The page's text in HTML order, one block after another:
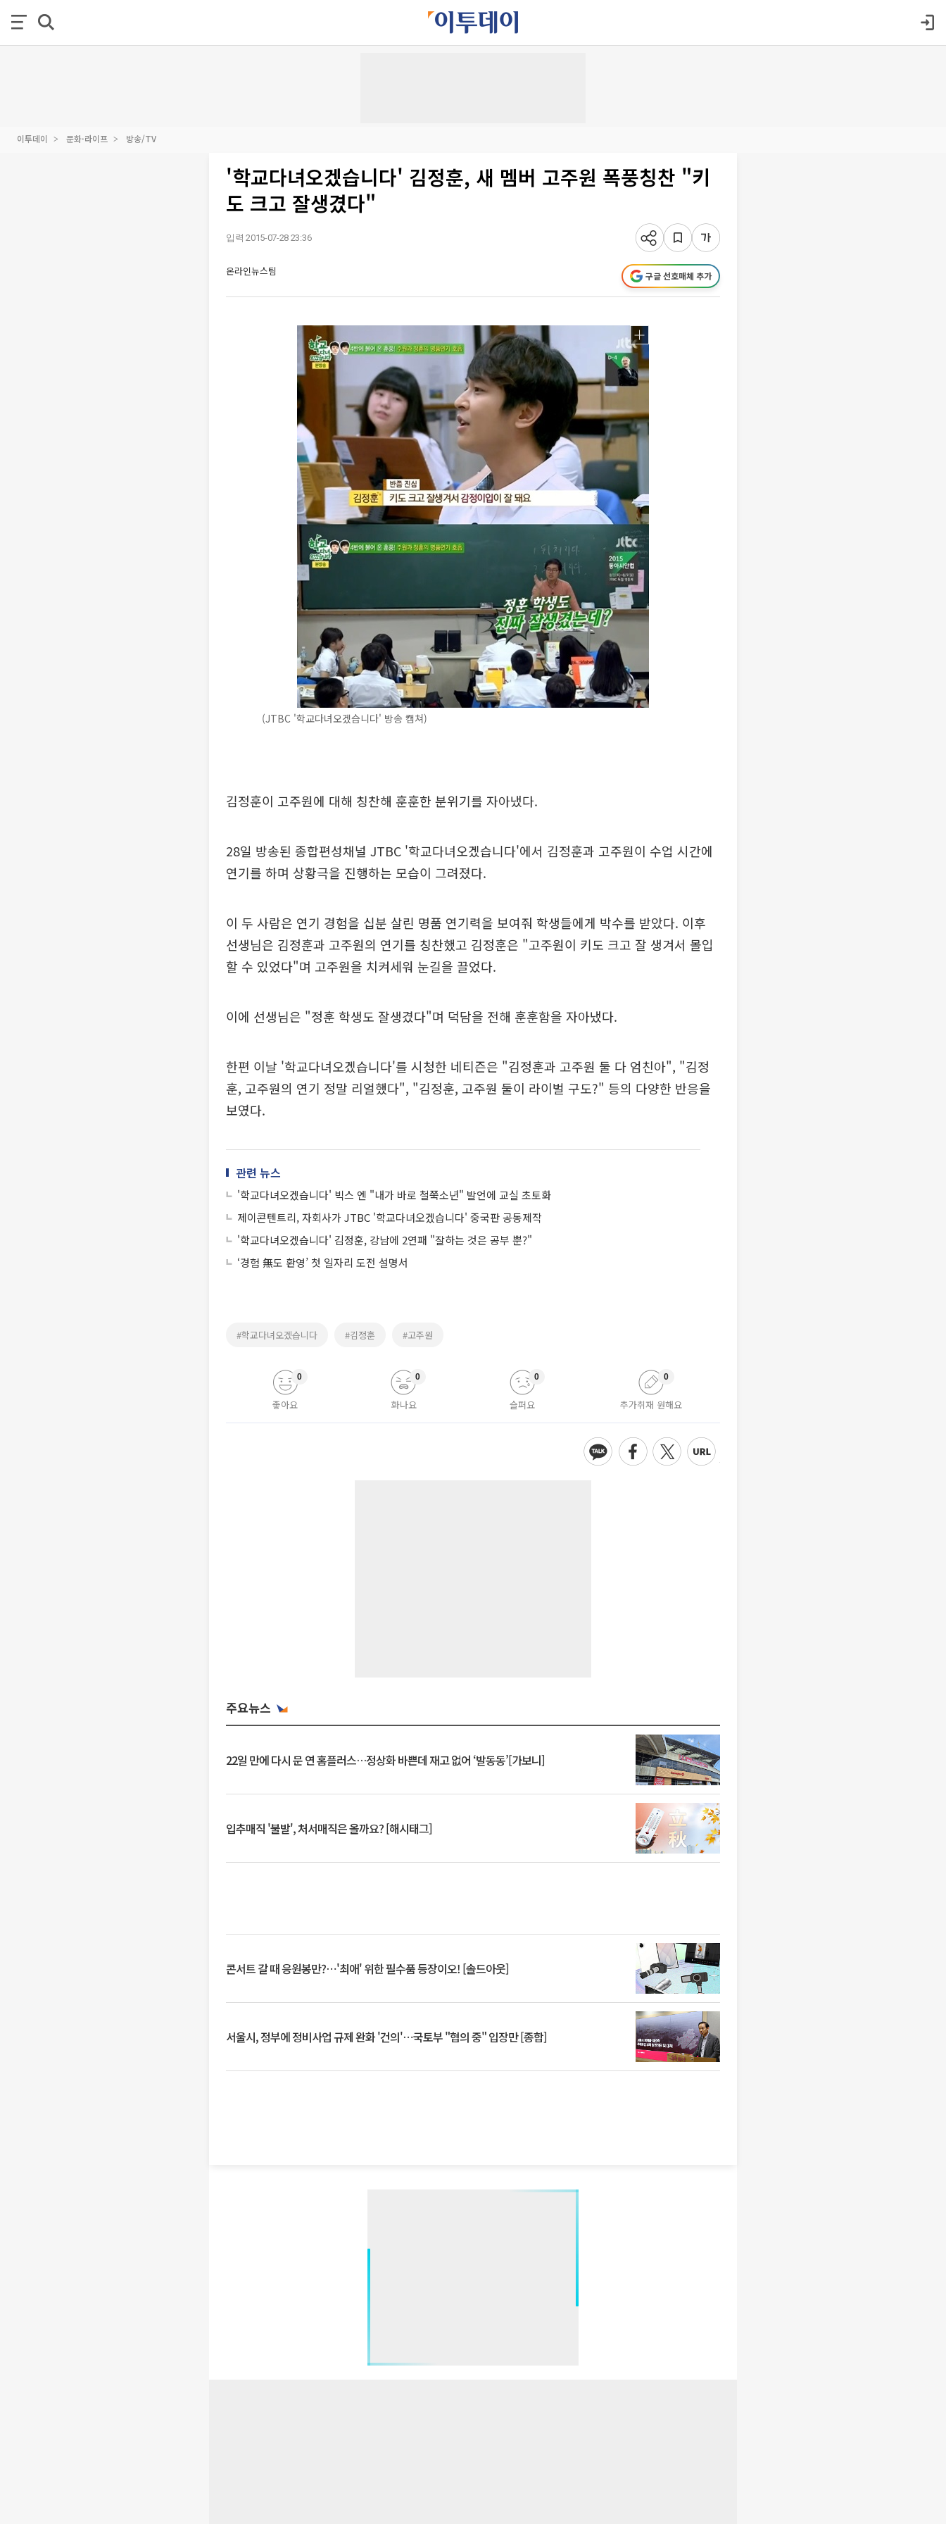
이투데이 문화·라이프 방송/TV
'학교다녀오겠습니다' 김정훈, 새 멤버 고주원 폭풍칭찬 "키
도 크고 잘생겼다"
입력 2015-07-28 23:36
온라인뉴스팀 구글 선호매체 추가
(JTBC '학교다녀오겠습니다' 방송 캡쳐)
김정훈이 고주원에 대해 칭찬해 훈훈한 분위기를 자아냈다.
28일 방송된 종합편성채널 JTBC '학교다녀오겠습니다'에서 김정훈과 고주원이 수업 시간에
연기를 하며 상황극을 진행하는 모습이 그려졌다.
이 두 사람은 연기 경험을 십분 살린 명품 연기력을 보여줘 학생들에게 박수를 받았다. 이후
선생님은 김정훈과 고주원의 연기를 칭찬했고 김정훈은 "고주원이 키도 크고 잘 생겨서 몰입
할 수 있었다"며 고주원을 치켜세워 눈길을 끌었다.
이에 선생님은 "정훈 학생도 잘생겼다"며 덕담을 전해 훈훈함을 자아냈다.
한편 이날 '학교다녀오겠습니다'를 시청한 네티즌은 "김정훈과 고주원 둘 다 엄친아", "김정
훈, 고주원의 연기 정말 리얼했다", "김정훈, 고주원 둘이 라이벌 구도?" 등의 다양한 반응을
보였다.
관련 뉴스
'학교다녀오겠습니다' 빅스 엔 "내가 바로 철쭉소년" 발언에 교실 초토화
제이콘텐트리, 자회사가 JTBC '학교다녀오겠습니다' 중국판 공동제작
'학교다녀오겠습니다' 김정훈, 강남에 2연패 "잘하는 것은 공부 뿐?"
‘경험 無도 환영’ 첫 일자리 도전 설명서
#학교다녀오겠습니다 #김정훈 #고주원
좋아요
0
화나요
0
슬퍼요
0
추가취재 원해요
0
주요뉴스
22일 만에 다시 문 연 홈플러스…정상화 바쁜데 재고 없어 ‘발동동’[가보니]
입추매직 '불발', 처서매직은 올까요? [해시태그]
콘서트 갈 때 응원봉만?⋯'최애' 위한 필수품 등장이오! [솔드아웃]
서울시, 정부에 정비사업 규제 완화 '건의'⋯국토부 "협의 중" 입장만 [종합]